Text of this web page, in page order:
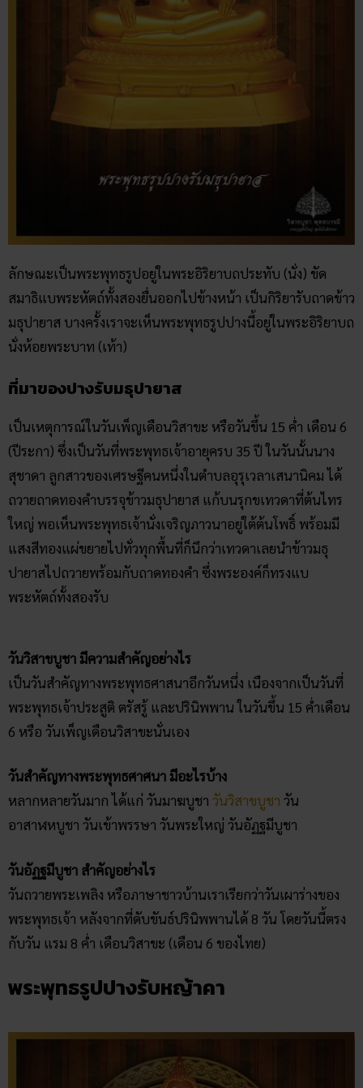
ลักษณะเป็นพระพุทธรูปอยู่ในพระอิริยาบถประทับ (นั่ง) ขัด
สมาธิแบพระหัตถ์ทั้งสองยื่นออกไปข้างหน้า เป็นกิริยารับถาดข้าว
มธุปายาส บางครั้งเราจะเห็นพระพุทธรูปปางนี้อยู่ในพระอิริยาบถ
นั่งห้อยพระบาท (เท้า)
ที่มาของปางรับมธุปายาส
เป็นเหตุการณ์ในวันเพ็ญเดือนวิสาขะ หรือวันขึ้น 15 ค่ำ เดือน 6
(ปีระกา) ซึ่งเป็นวันที่พระพุทธเจ้าอายุครบ 35 ปี ในวันนั้นนาง
สุชาดา ลูกสาวของเศรษฐีคนหนึ่งในตำบลอุรุเวลาเสนานิคม ได้
ถวายถาดทองคำบรรจุข้าวมธุปายาส แก้บนรุกขเทวดาที่ต้นไทร
ใหญ่ พอเห็นพระพุทธเจ้านั่งเจริญภาวนาอยู่ใต้ต้นโพธิ์ พร้อมมี
แสงสีทองแผ่ขยายไปทั่วทุกพื้นที่ก็นึกว่าเทวดาเลยนำข้าวมธุ
ปายาสไปถวายพร้อมกับถาดทองคำ ซึ่งพระองค์ก็ทรงแบ
พระหัตถ์ทั้งสองรับ
วันวิสาขบูชา มีความสำคัญอย่างไร
เป็นวันสำคัญทางพระพุทธศาสนาอีกวันหนึ่ง เนืองจากเป็นวันที่
พระพุทธเจ้าประสูติ ตรัสรู้ และปรินิพพาน ในวันขึ้น 15 ค่ำเดือน
6 หรือ วันเพ็ญเดือนวิสาขะนั่นเอง
วันสำคัญทางพระพุทธศาศนา มีอะไรบ้าง
หลากหลายวันมาก ได้แก่ วันมาฆบูชา วันวิสาขบูชา วัน
อาสาฬหบูชา วันเข้าพรรษา วันพระใหญ่ วันอัฏฐมีบูชา
วันอัฏฐมีบูชา สำคัญอย่างไร
วันถวายพระเพลิง หรือภาษาชาวบ้านเราเรียกว่าวันเผาร่างของ
พระพุทธเจ้า หลังจากที่ดับขันธ์ปรินิพพานได้ 8 วัน โดยวันนี้ตรง
กับวัน แรม 8 ค่ำ เดือนวิสาขะ (เดือน 6 ของไทย)
พระพุทธรูปปางรับหญ้าคา